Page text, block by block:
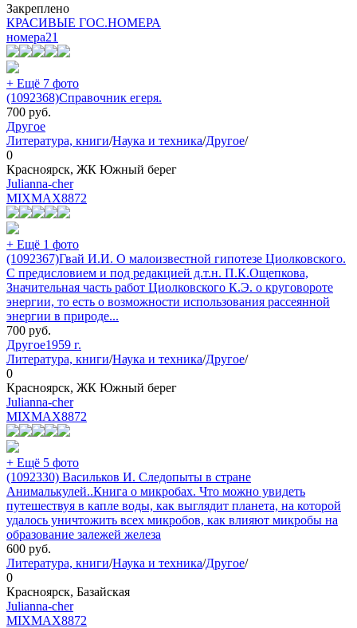
Закреплено
КРАСИВЫЕ ГОС.НОМЕРА
номера21
+ Ещё 7 фото
(1092368)Справочник егеря.
700 руб.
Другое
Литература, книги/Наука и техника/Другое/
0
Красноярск, ЖК Южный берег
Julianna-cher
MIXMAX8872
+ Ещё 1 фото
(1092367)Гвай И.И. О малоизвестной гипотезе Циолковского.
С предисловием и под редакцией д.т.н. П.К.Ощепкова,
Значительная часть работ Циолковского К.Э. о круговороте
энергии, то есть о возможности использования рассеянной
энергии в природе...
700 руб.
Другое1959 г.
Литература, книги/Наука и техника/Другое/
0
Красноярск, ЖК Южный берег
Julianna-cher
MIXMAX8872
+ Ещё 5 фото
(1092330) Васильков И. Следопыты в стране
Анималькулей..Книга о микробах. Что можно увидеть
путешествуя в капле воды, как выглядит планета, на которой
удалось уничтожить всех микробов, как влияют микробы на
образование залежей железа
600 руб.
Литература, книги/Наука и техника/Другое/
0
Красноярск, Базайская
Julianna-cher
MIXMAX8872